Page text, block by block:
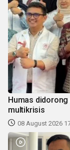
Humas
multikrisis
08 August 2026